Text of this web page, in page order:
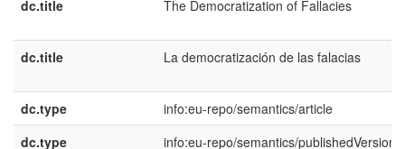
dc.title
The Democratization of Fallacies
dc.title La democratización de las falacias
dc.type
info:eu-repo/semantics/article
dc.type
info:eu-repo/semantics/publishedVersion